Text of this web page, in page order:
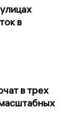
в
в трех